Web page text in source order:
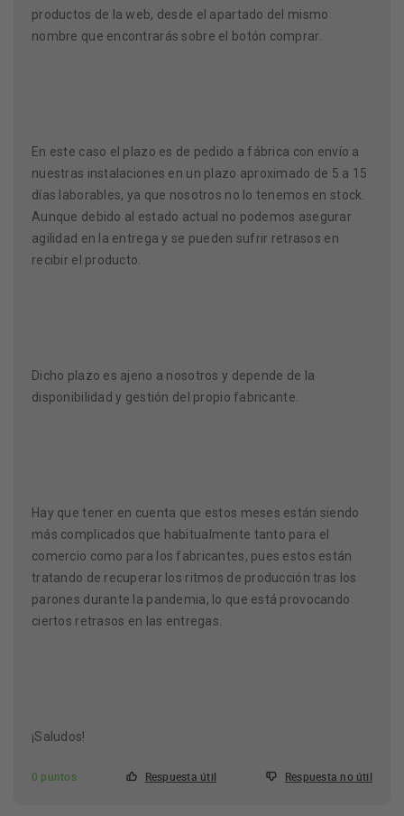
productos de la web, desde el apartado del mismo
nombre que encontrarás sobre el botón comprar.
En este caso el plazo es de pedido a fábrica con envío a
nuestras instalaciones en un plazo aproximado de 5 a 15
días laborables, ya que nosotros no lo tenemos en stock.
Aunque debido al estado actual no podemos asegurar
agilidad en la entrega y se pueden sufrir retrasos en
recibir el producto.
Dicho plazo es ajeno a nosotros y depende de la
disponibilidad y gestión del propio fabricante.
Hay que tener en cuenta que estos meses están siendo
más complicados que habitualmente tanto para el
comercio como para los fabricantes, pues estos están
tratando de recuperar los ritmos de producción tras los
parones durante la pandemia, lo que está provocando
ciertos retrasos en las entregas.
¡Saludos!
0 puntos Respuesta útil Respuesta no útil